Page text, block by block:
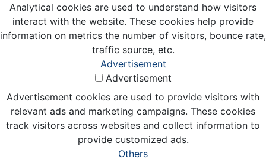
Analytical cookies are used to understand how visitors
interact with the website. These cookies help provide
information on metrics the number of visitors, bounce rate,
traffic source, etc.
Advertisement
Advertisement
Advertisement cookies are used to provide visitors with
relevant ads and marketing campaigns. These cookies
track visitors across websites and collect information to
provide customized ads.
Others